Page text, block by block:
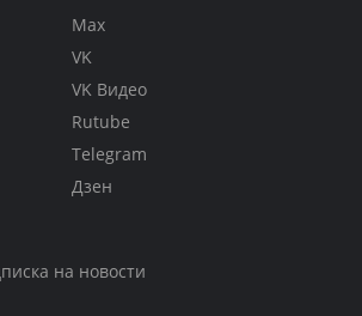
Max
VK
VK Видео
Rutube
Telegram
Дзен
на новости